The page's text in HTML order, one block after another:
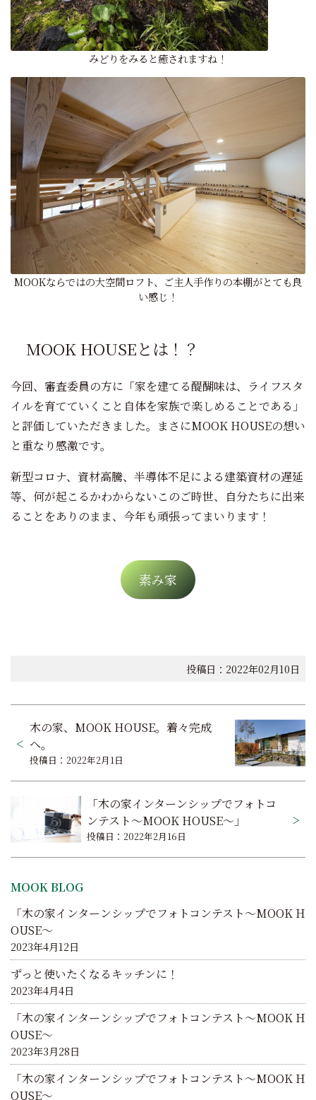
みどりをみると癒されますね！
MOOKならではの大空間ロフト、ご主人手作りの本棚がとても良
い感じ！
MOOK HOUSEとは！？
今回、審査委員の方に「家を建てる醍醐味は、ライフスタ
イルを育てていくこと自体を家族で楽しめることである」
と評価していただきました。まさにMOOK HOUSEの想い
と重なり感激です。
新型コロナ、資材高騰、半導体不足による建築資材の遅延
等、何が起こるかわからないこのご時世、自分たちに出来
ることをありのまま、今年も頑張ってまいります！
素み家
投稿日：2022年02月10日
投
稿
ナ
ゲ
ー
シ
ョ
ン
木の家、MOOK HOUSE。着々完成
へ。
投稿日：2022年2月1日
「木の家インターンシップでフォトコ
ンテスト～MOOK HOUSE～」
投稿日：2022年2月16日
MOOK BLOG
「木の家インターンシップでフォトコンテスト～MOOK H
OUSE～
2023年4月12日
ずっと使いたくなるキッチンに！
2023年4月4日
「木の家インターンシップでフォトコンテスト～MOOK H
OUSE～
2023年3月28日
「木の家インターンシップでフォトコンテスト～MOOK H
OUSE～